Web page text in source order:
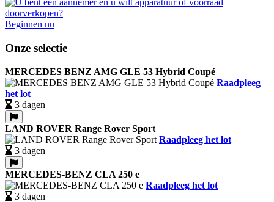
Beginnen nu
Onze selectie
MERCEDES BENZ AMG GLE 53 Hybrid Coupé
Raadpleeg
het lot
3 dagen
LAND ROVER Range Rover Sport
Raadpleeg het lot
3 dagen
MERCEDES-BENZ CLA 250 e
Raadpleeg het lot
3 dagen